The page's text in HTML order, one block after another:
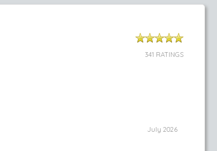
341 RATINGS
July 2026